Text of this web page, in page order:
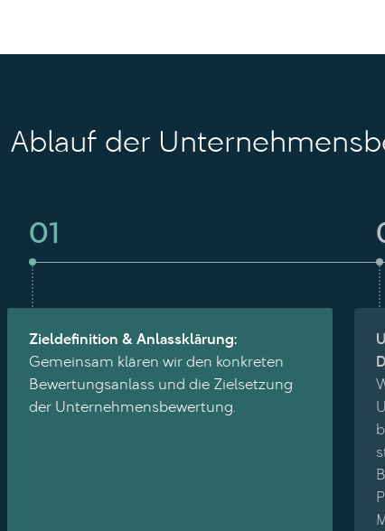
Ablauf der
01
Zieldefinition & Anlassklärung:
Gemeinsam klären wir den konkreten
Bewertungsanlass und die Zielsetzung
der Unternehmensbewertung.